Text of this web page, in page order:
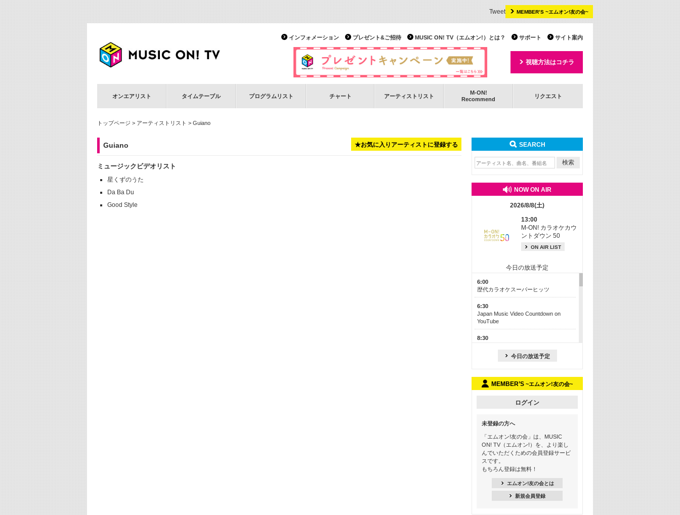
MEMBER’S ~エムオン!友の会~
Tweet
サイト案内
サポート
MUSIC ON! TV（エムオン!）とは？
プレゼント&ご招待
インフォメーション
視聴方法はコチラ
オンエアリスト タイムテーブル プログラムリスト チャート アーティストリスト
M-ON!
Recommend
リクエスト
トップページ > アーティストリスト > Guiano
★お気に入りアーティストに登録する
Guiano
ミュージックビデオリスト
星くずのうた
Da Ba Du
Good Style
SEARCH
NOW ON AIR
2026/8/8(土)
13:00
M-ON! カラオケカウ
ントダウン 50
ON AIR LIST
今日の放送予定
6:00
歴代カラオケスーパーヒッツ
6:30
Japan Music Video Countdown on
YouTube
8:30
M-ON! カラオケカウントダウン 50
Official髭男dism特集
よりぬき! この夏聴きたい! サマーソン
グメドレー【歌詞入り】
21:00
季節を感じよう! シーズンソング特集
-8月編-【歌詞入り】
ージックビデオ特集
今日の放送予定
MEMBER’S ~エムオン!友の会~
ログイン
未登録の方へ
「エムオン!友の会」は、MUSIC
ON! TV（エムオン!）を、より楽し
んでいただくための会員登録サービ
スです。
もちろん登録は無料！
エムオン!友の会とは
新規会員登録